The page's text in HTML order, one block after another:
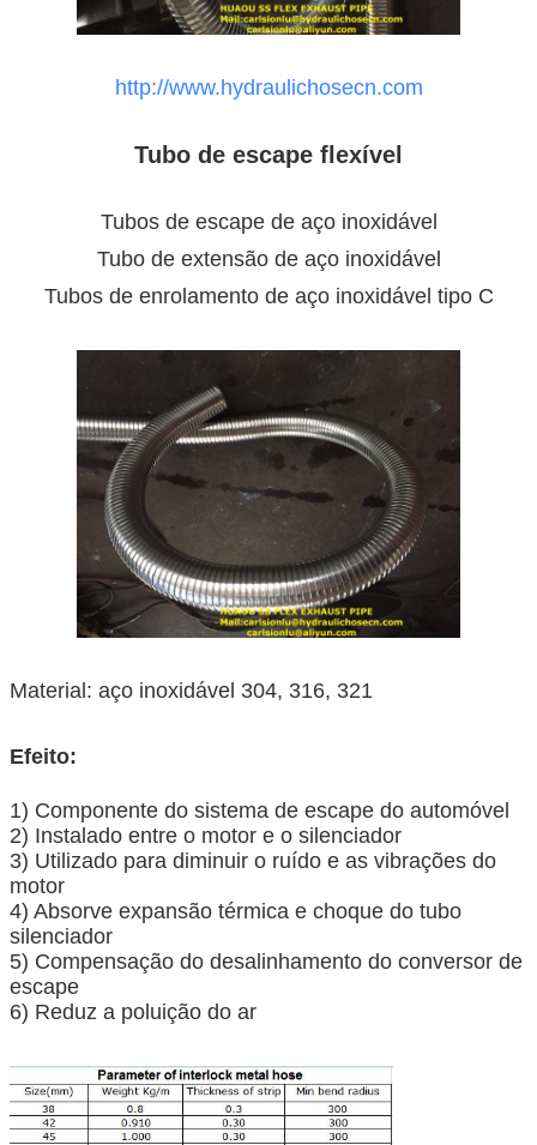
http://www.hydraulichosecn.com
Tubo de escape flexível
Tubos de escape de aço inoxidável
Tubo de extensão de aço inoxidável
Tubos de enrolamento de aço inoxidável tipo C
Material: aço inoxidável 304, 316, 321
Efeito:
1) Componente do sistema de escape do automóvel
2) Instalado entre o motor e o silenciador
3) Utilizado para diminuir o ruído e as vibrações do
motor
4) Absorve expansão térmica e choque do tubo
silenciador
5) Compensação do desalinhamento do conversor de
escape
6) Reduz a poluição do ar